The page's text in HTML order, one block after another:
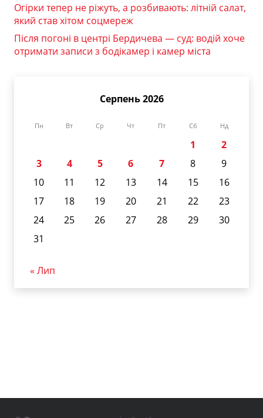
Огірки тепер не ріжуть, а розбивають: літній салат,
який став хітом соцмереж
Після погоні в центрі Бердичева — суд: водій хоче
отримати записи з бодікамер і камер міста
Серпень 2026
Пн Вт Ср Чт Пт Сб Нд
1
2
3
4 5 6 7 8
9
10
11 12 13 14 15
16
17
18 19 20 21 22
23
24
25 26 27 28 29
30
31
« Лип